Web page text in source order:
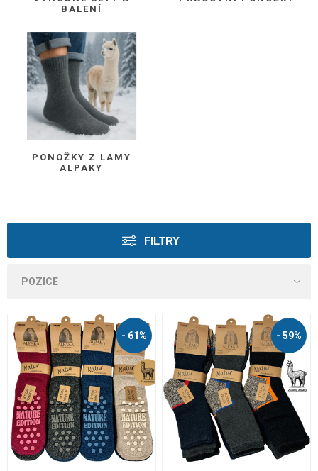
BALENÍ
PONOŽKY Z LAMY
ALPAKY
FILTRY
- 61% - 59%